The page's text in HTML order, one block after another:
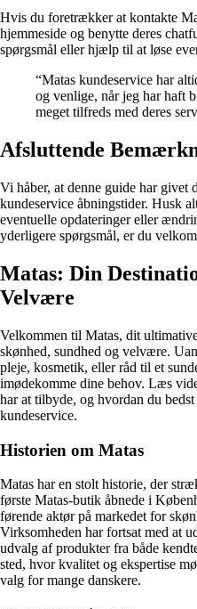
Hvis du foretrækker at kontakte
hjemmeside og benytte deres
spørgsmål eller hjælp til at løse
“Matas kundeservice har
og venlige, når jeg har haft
meget tilfreds med deres
Afsluttende
Vi håber, at denne guide har
kundeservice åbningstider. Husk
eventuelle opdateringer eller
yderligere spørgsmål, er du
Matas: Din
Velvære
Velkommen til Matas, dit
skønhed, sundhed og velvære.
pleje, kosmetik, eller råd til et
imødekomme dine behov. Læs
har at tilbyde, og hvordan du
kundeservice.
Historien om Matas
Matas har en stolt historie, der
første Matas-butik åbnede i
førende aktør på markedet for
Virksomheden har fortsat med at
udvalg af produkter fra både
sted, hvor kvalitet og ekspertise
valg for mange danskere.